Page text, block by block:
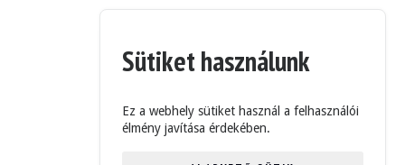
Sütiket használunk
Ez a webhely sütiket használ a felhasználói
élmény javítása érdekében.